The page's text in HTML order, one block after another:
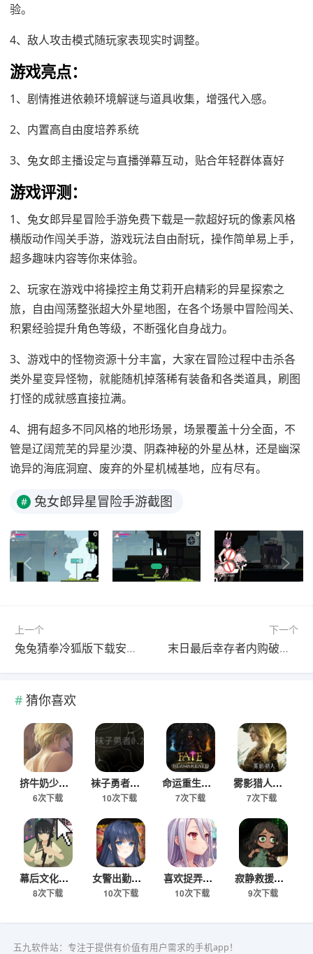
验。
4、敌人攻击模式随玩家表现实时调整。
游戏亮点：
1、剧情推进依赖环境解谜与道具收集，增强代入感。
2、内置高自由度培养系统
3、兔女郎主播设定与直播弹幕互动，贴合年轻群体喜好
游戏评测：
1、兔女郎异星冒险手游免费下载是一款超好玩的像素风格
横版动作闯关手游，游戏玩法自由耐玩，操作简单易上手，
超多趣味内容等你来体验。
2、玩家在游戏中将操控主角艾莉开启精彩的异星探索之
旅，自由闯荡整张超大外星地图，在各个场景中冒险闯关、
积累经验提升角色等级，不断强化自身战力。
3、游戏中的怪物资源十分丰富，大家在冒险过程中击杀各
类外星变异怪物，就能随机掉落稀有装备和各类道具，刷图
打怪的成就感直接拉满。
4、拥有超多不同风格的地形场景，场景覆盖十分全面，不
管是辽阔荒芜的异星沙漠、阴森神秘的外星丛林，还是幽深
诡异的海底洞窟、废弃的外星机械基地，应有尽有。
# 兔女郎异星冒险手游截图
上一个
兔兔猜拳冷狐版下载安卓手机版
下一个
末日最后幸存者内购破解版
猜你喜欢
挤牛奶少女手游最新版
6次下载
袜子勇者安卓下载安装
10次下载
命运重生解锁版下载
7次下载
雾影猎人安卓移植版
7次下载
幕后文化祭游戏下载手机版
8次下载
女警出勤破解版免费下载
10次下载
喜欢捉弄我的可爱妹妹游戏手机版
10次下载
寂静救援游戏下载
9次下载
五九软件站：专注于提供有价值有用户需求的手机app！